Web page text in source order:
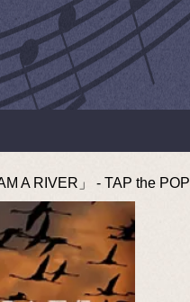
A RIVER」 - TAP the POP